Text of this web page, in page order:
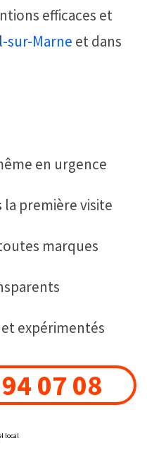
efficaces et
sur-Marne et dans
en urgence
la première visite
marques
expérimentés
07 08
local